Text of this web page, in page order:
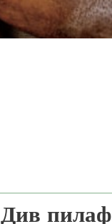
Див